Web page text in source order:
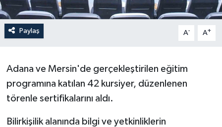
Paylaş A- A+
Adana ve Mersin'de gerçekleştirilen eğitim
programına katılan 42 kursiyer, düzenlenen
törenle sertifikalarını aldı.
Bilirkişilik alanında bilgi ve yetkinliklerin